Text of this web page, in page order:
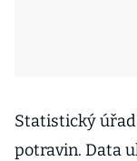
Statistický
potravin. Data